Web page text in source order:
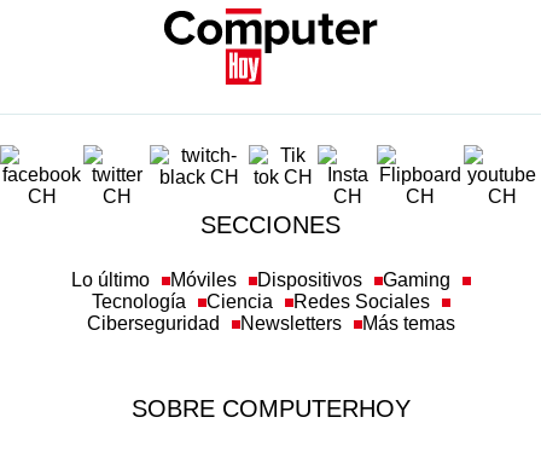
SECCIONES
Lo último Móviles Dispositivos
Gaming
Tecnología
Ciencia
Redes Sociales
Ciberseguridad
Newsletters Más temas
SOBRE COMPUTERHOY